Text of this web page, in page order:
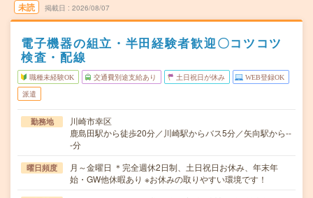
未読 掲載日 2026/08/07
電子機器の組立・半田経験者歓迎〇コツコツ
検査・配線
職種未経験OK 交通費別途支給あり 土日祝日が休み WEB登録OK
派遣
勤務地
川崎市幸区
鹿島田駅から徒歩20分／川崎駅からバス5分／矢向駅から--
-分
曜日頻度
月～金曜日 ＊完全週休2日制、土日祝日お休み、年末年
始・GW他休暇あり ※お休みの取りやすい環境です！